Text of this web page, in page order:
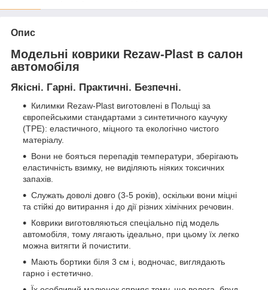
Опис
Модельні коврики Rezaw-Plast в салон
автомобіля
Якісні. Гарні. Практичні. Безпечні.
Килимки Rezaw-Plast виготовлені в Польщі за
європейськими стандартами з синтетичного каучуку
(ТРЕ): еластичного, міцного та екологічно чистого
матеріалу.
Вони не бояться перепадів температури, зберігають
еластичність взимку, не виділяють ніяких токсичних
запахів.
Служать доволі довго (3-5 років), оскільки вони міцні
та стійкі до витирання і до дії різних хімічних речовин.
Коврики виготовляються спеціально під модель
автомобіля, тому лягають ідеально, при цьому їх легко
можна витягти й почистити.
Мають бортики біля 3 см і, водночас, виглядають
гарно і естетично.